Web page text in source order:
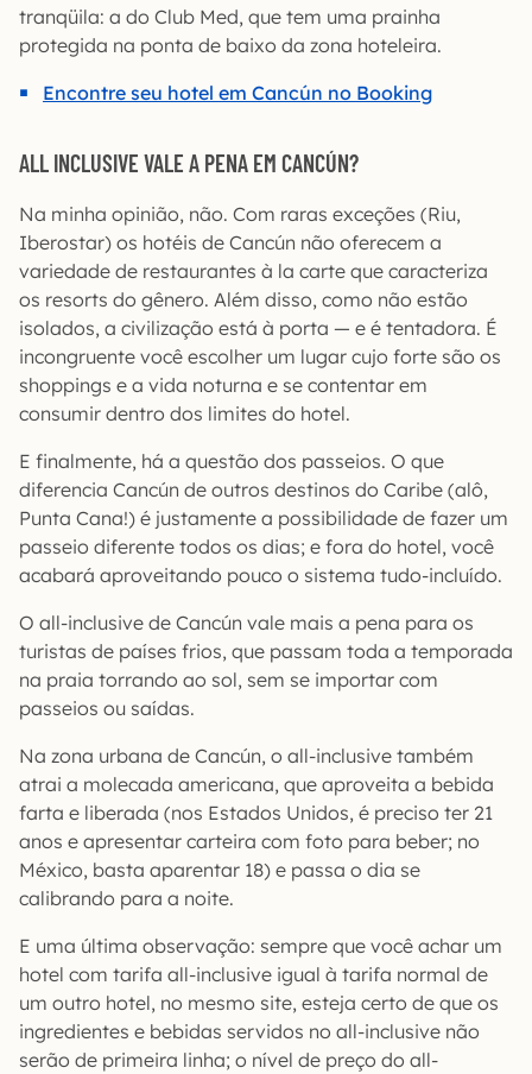
tranqüila: a do Club Med, que tem uma prainha
protegida na ponta de baixo da zona hoteleira.
Encontre seu hotel em Cancún no Booking
ALL INCLUSIVE VALE A PENA EM CANCÚN?
Na minha opinião, não. Com raras exceções (Riu,
Iberostar) os hotéis de Cancún não oferecem a
variedade de restaurantes à la carte que caracteriza
os resorts do gênero. Além disso, como não estão
isolados, a civilização está à porta — e é tentadora. É
incongruente você escolher um lugar cujo forte são os
shoppings e a vida noturna e se contentar em
consumir dentro dos limites do hotel.
E finalmente, há a questão dos passeios. O que
diferencia Cancún de outros destinos do Caribe (alô,
Punta Cana!) é justamente a possibilidade de fazer um
passeio diferente todos os dias; e fora do hotel, você
acabará aproveitando pouco o sistema tudo-incluído.
O all-inclusive de Cancún vale mais a pena para os
turistas de países frios, que passam toda a temporada
na praia torrando ao sol, sem se importar com
passeios ou saídas.
Na zona urbana de Cancún, o all-inclusive também
atrai a molecada americana, que aproveita a bebida
farta e liberada (nos Estados Unidos, é preciso ter 21
anos e apresentar carteira com foto para beber; no
México, basta aparentar 18) e passa o dia se
calibrando para a noite.
E uma última observação: sempre que você achar um
hotel com tarifa all-inclusive igual à tarifa normal de
um outro hotel, no mesmo site, esteja certo de que os
ingredientes e bebidas servidos no all-inclusive não
serão de primeira linha; o nível de preço do all-